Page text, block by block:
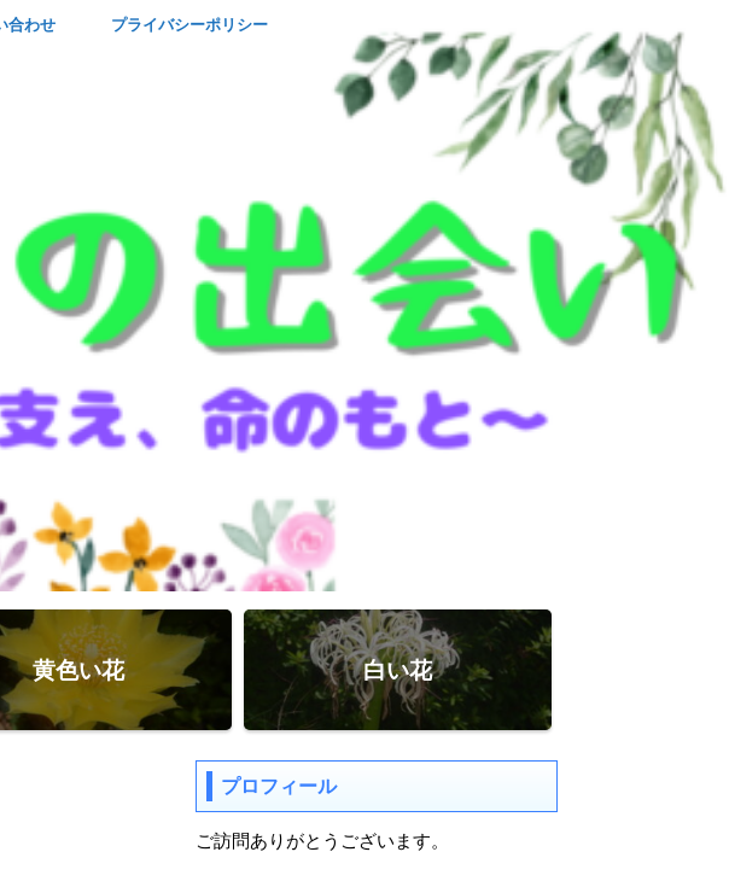
合わせ プライバシーポリシー
黄色い花 白い花
プロフィール
ご訪問ありがとうございます。